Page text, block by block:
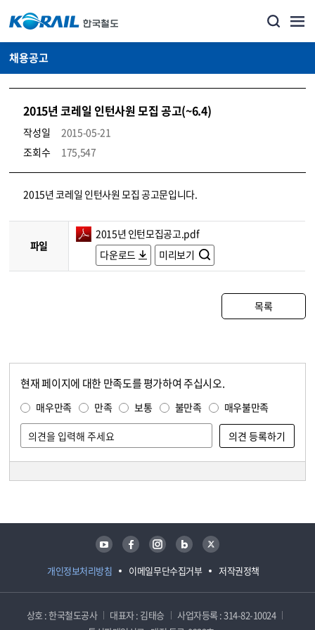
채용공고
2015년 코레일 인턴사원 모집 공고(~6.4)
작성일
2015-05-21
조회수
175,547
코레일소개_경영공시_채용공고 상세보기 – 내용, 파일, 담당자 연락처로 구성
2015년 코레일 인턴사원 모집 공고문입니다.
파일
2015년 인턴모집공고.pdf
다운로드
미리보기
목록
현재 페이지에 대한 만족도를 평가하여 주십시오.
매우만족 만족 보통 불만족 매우불만족
개인정보처리방침 이메일무단수집거부 저작권정책
유튜브 페이스북 인스타그램 블로그 트위터
상호 : 한국철도공사 대표자 : 김태승
사업자등록 : 314-82-10024